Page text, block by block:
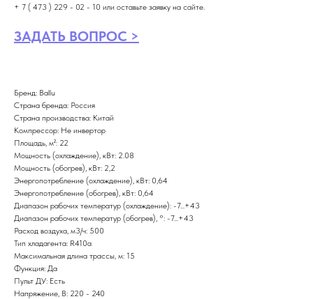
+ 7 ( 473 ) 229 - 02 - 10 или оставьте заявку на сайте.
ЗАДАТЬ ВОПРОС >
Бренд: Ballu
Страна бренда: Россия
Страна производства: Китай
Компрессор: Не инвертор
Площадь, м²: 22
Мощность (охлаждение), кВт: 2.08
Мощность (обогрев), кВт: 2,2
Энергопотребление (охлаждение), кВт: 0,64
Энергопотребление (обогрев), кВт: 0,64
Диапазон рабочих температур (охлаждение): -7...+43
Диапазон рабочих температур (обогрев), °: -7...+43
Расход воздуха, м3/ч: 500
Тип хладагента: R410a
Максимальная длина трассы, м: 15
Функция: Да
Пульт ДУ: Есть
Напряжение, В: 220 - 240